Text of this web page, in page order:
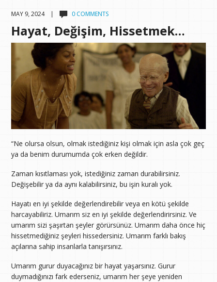
MAY 9, 2024 | 0 COMMENTS
Hayat, Değişim, Hissetmek…
“Ne olursa olsun, olmak istediğiniz kişi olmak için asla çok geç
ya da benim durumumda çok erken değildir.
Zaman kısıtlaması yok, istediğiniz zaman durabilirsiniz.
Değişebilir ya da aynı kalabilirsiniz, bu işin kuralı yok.
Hayatı en iyi şekilde değerlendirebilir veya en kötü şekilde
harcayabiliriz. Umarım siz en iyi şekilde değerlendirirsiniz. Ve
umarım sizi şaşırtan şeyler görürsünüz. Umarım daha önce hiç
hissetmediğiniz şeyleri hissedersiniz. Umarım farklı bakış
açılarına sahip insanlarla tanışırsınız.
Umarım gurur duyacağınız bir hayat yaşarsınız. Gurur
duymadığınızı fark ederseniz, umarım her şeye yeniden